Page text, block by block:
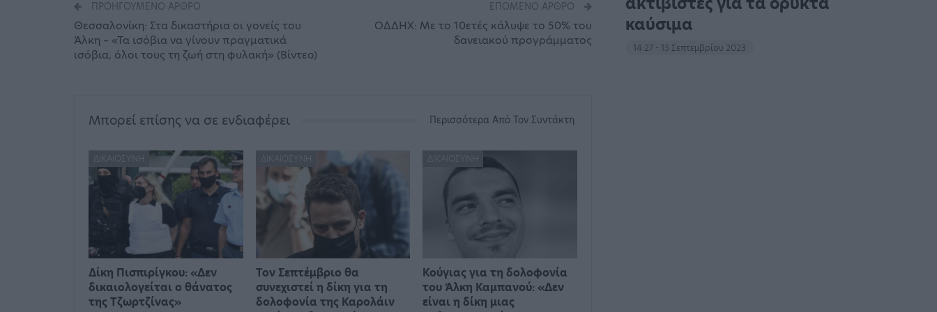
ΠΡΟΗΓΟΎΜΕΝΟ ΆΡΘΡΟ
Θεσσαλονίκη: Στα δικαστήρια οι γονείς του
Άλκη – «Τα ισόβια να γίνουν πραγματικά
ισόβια, όλοι τους τη ζωή στη φυλακή» (Βίντεο)
ΕΠΌΜΕΝΟ ΆΡΘΡΟ
ΟΔΔΗΧ: Με το 10ετές κάλυψε το 50% του
δανειακού προγράμματος
Μπορεί επίσης να σε ενδιαφέρει Περισσότερα Από Τον Συντάκτη
ΔΙΚΑΙΟΣΎΝΗ
Δίκη Πισπιρίγκου: «Δεν
δικαιολογείται ο θάνατος
της Τζωρτζίνας»
ΔΙΚΑΙΟΣΎΝΗ
Τον Σεπτέμβριο θα
συνεχιστεί η δίκη για τη
δολοφονία της Καρολάιν
ΔΙΚΑΙΟΣΎΝΗ
Κούγιας για τη δολοφονία
του Άλκη Καμπανού: «Δεν
είναι η δίκη μιας
καύσιμα
14:27 - 15 Σεπτεμβρίου 2023